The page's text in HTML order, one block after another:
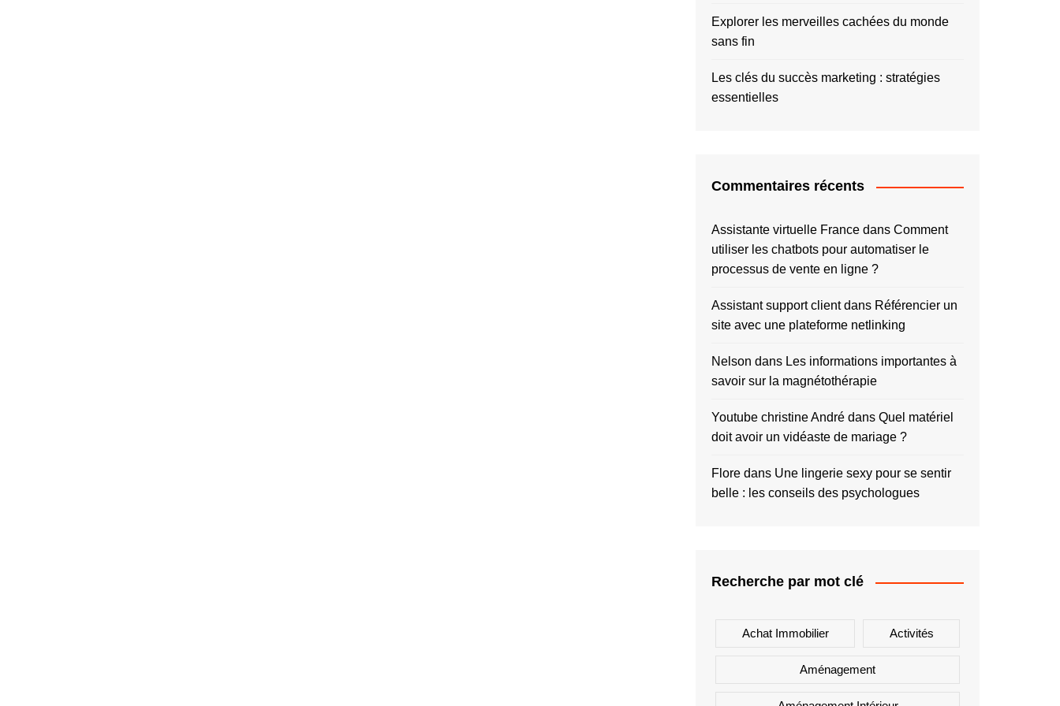
Explorer les merveilles cachées du monde
sans fin
Les clés du succès marketing : stratégies
essentielles
Commentaires récents
Assistante virtuelle France dans Comment
utiliser les chatbots pour automatiser le
processus de vente en ligne ?
Assistant support clientdans Référencier un
site avec une plateforme netlinking
Nelson dans Les informations importantes à
savoir sur la magnétothérapie
Youtube christine André dans Quel matériel
doit avoir un vidéaste de mariage ?
Flore dans Une lingerie sexy pour se sentir
belle : les conseils des psychologues
Recherche par mot clé
Achat Immobilier Activités
Aménagement